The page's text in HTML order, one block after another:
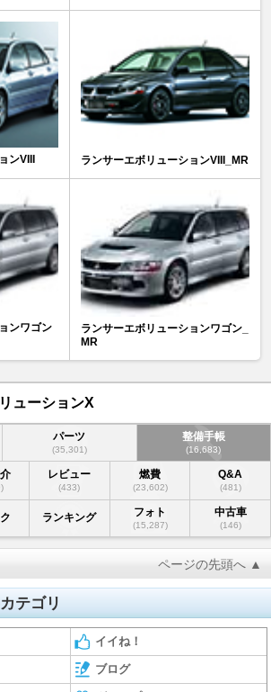
ンVIII ランサーエボリューションVIII_MR
ンワゴン
ランサーエボリューションワゴン_
MR
ューションX
パーツ
(35,301)
整備手帳
(16,683)
レビュー
(433)
燃費
(23,602)
Q&A
(481)
ランキング フォト
(15,287)
中古車
(146)
ページの先頭へ ▲
テゴリ
イイね！
ブログ